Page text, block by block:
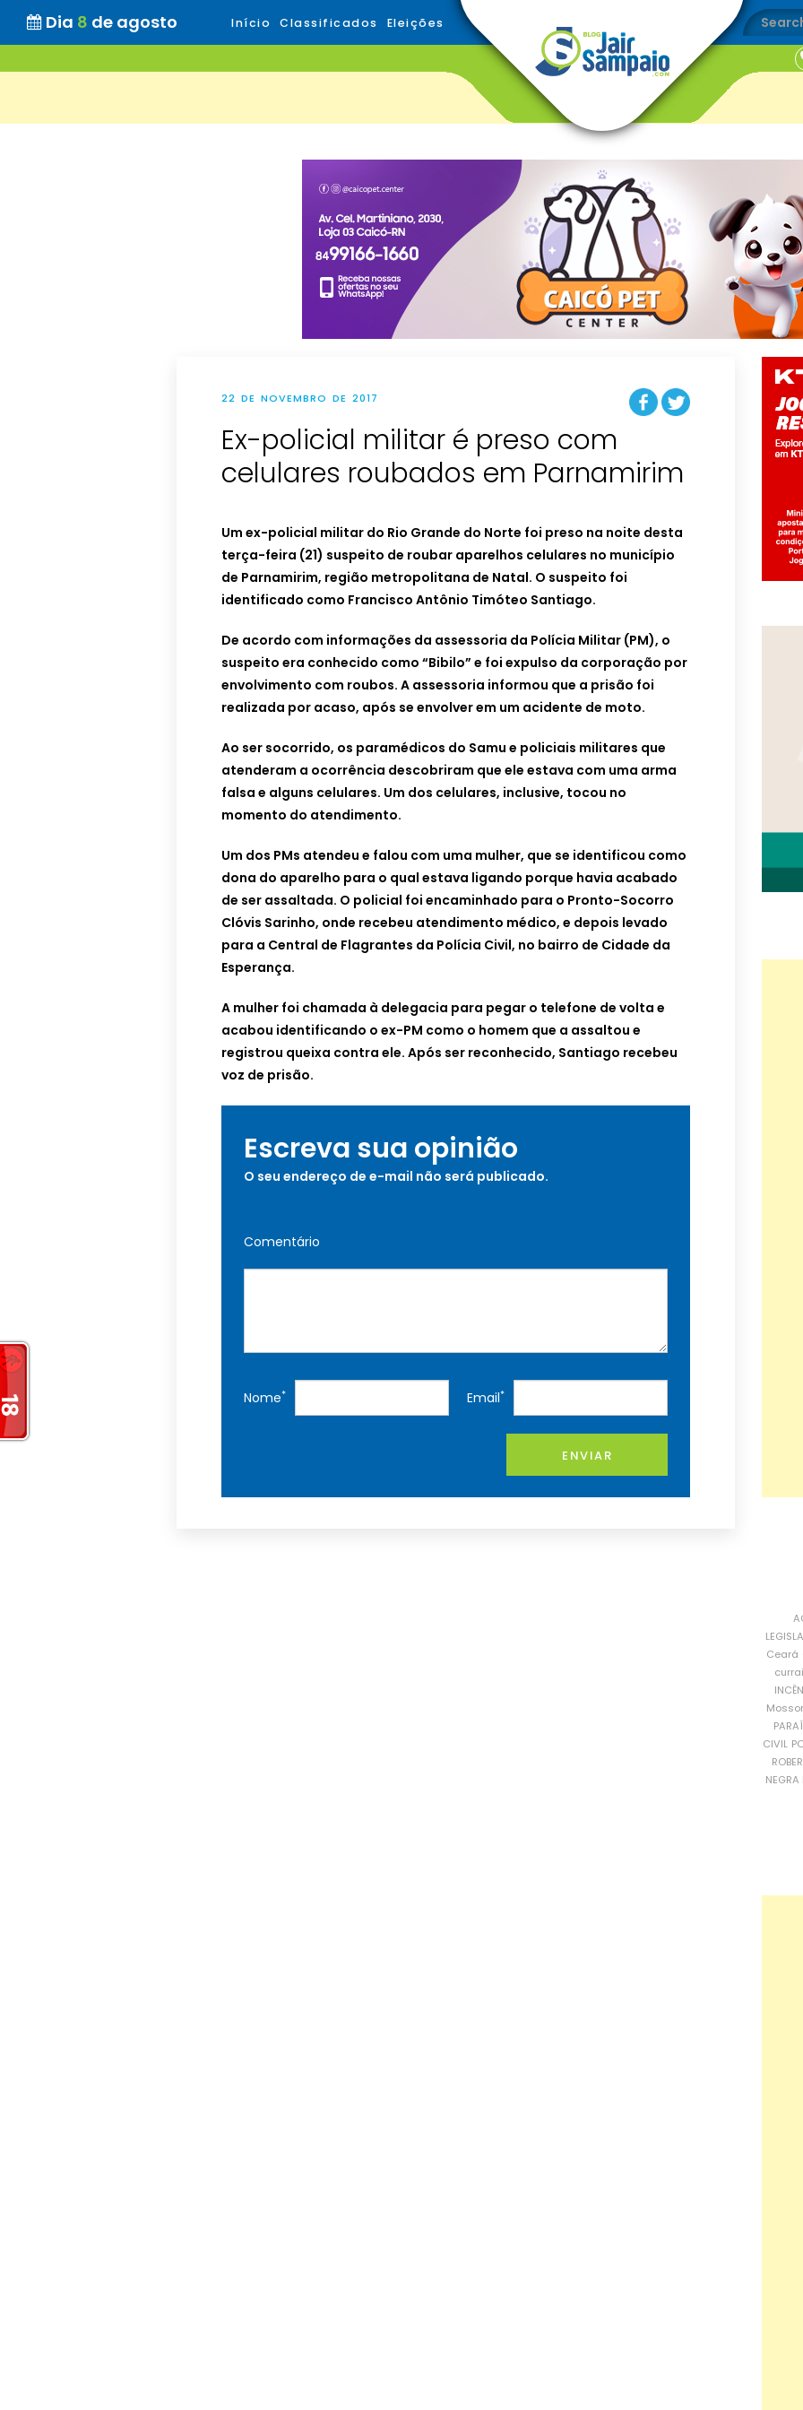
Dia 8 de agosto Início Classificados Eleições
22 DE NOVEMBRO DE 2017
Ex-policial militar é preso com
celulares roubados em Parnamirim
Um ex-policial militar do Rio Grande do Norte foi preso na noite desta
terça-feira (21) suspeito de roubar aparelhos celulares no município
de Parnamirim, região metropolitana de Natal. O suspeito foi
identificado como Francisco Antônio Timóteo Santiago.
De acordo com informações da assessoria da Polícia Militar (PM), o
suspeito era conhecido como “Bibilo” e foi expulso da corporação por
envolvimento com roubos. A assessoria informou que a prisão foi
realizada por acaso, após se envolver em um acidente de moto.
Ao ser socorrido, os paramédicos do Samu e policiais militares que
atenderam a ocorrência descobriram que ele estava com uma arma
falsa e alguns celulares. Um dos celulares, inclusive, tocou no
momento do atendimento.
Um dos PMs atendeu e falou com uma mulher, que se identificou como
dona do aparelho para o qual estava ligando porque havia acabado
de ser assaltada. O policial foi encaminhado para o Pronto-Socorro
Clóvis Sarinho, onde recebeu atendimento médico, e depois levado
para a Central de Flagrantes da Polícia Civil, no bairro de Cidade da
Esperança.
A mulher foi chamada à delegacia para pegar o telefone de volta e
acabou identificando o ex-PM como o homem que a assaltou e
registrou queixa contra ele. Após ser reconhecido, Santiago recebeu
voz de prisão.
Escreva sua opinião
O seu endereço de e-mail não será publicado.
Comentário
Nome* Email*
ENVIAR
Ceará
CIVIL
NEGRA